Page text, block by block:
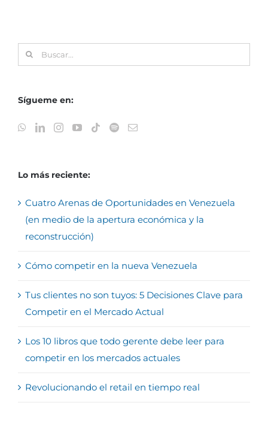
Buscar:
Sígueme en:
Lo más reciente:
Cuatro Arenas de Oportunidades en Venezuela
(en medio de la apertura económica y la
reconstrucción)
Cómo competir en la nueva Venezuela
Tus clientes no son tuyos: 5 Decisiones Clave para
Competir en el Mercado Actual
Los 10 libros que todo gerente debe leer para
competir en los mercados actuales
Revolucionando el retail en tiempo real